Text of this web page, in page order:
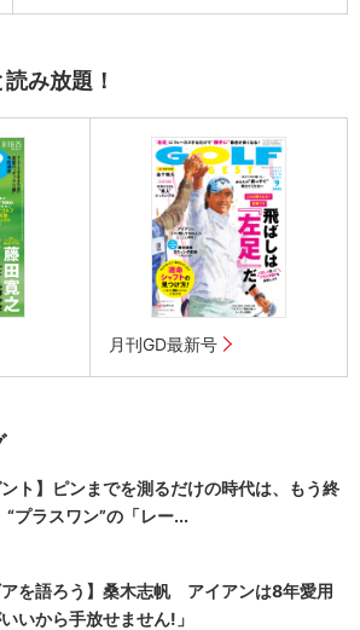
み放題！
月刊GD最新号
ント】ピンまでを測るだけの時代は、もう終
プラスワン”の「レー...
アを語ろう】桑木志帆 アイアンは8年愛用
いいから手放せません!」